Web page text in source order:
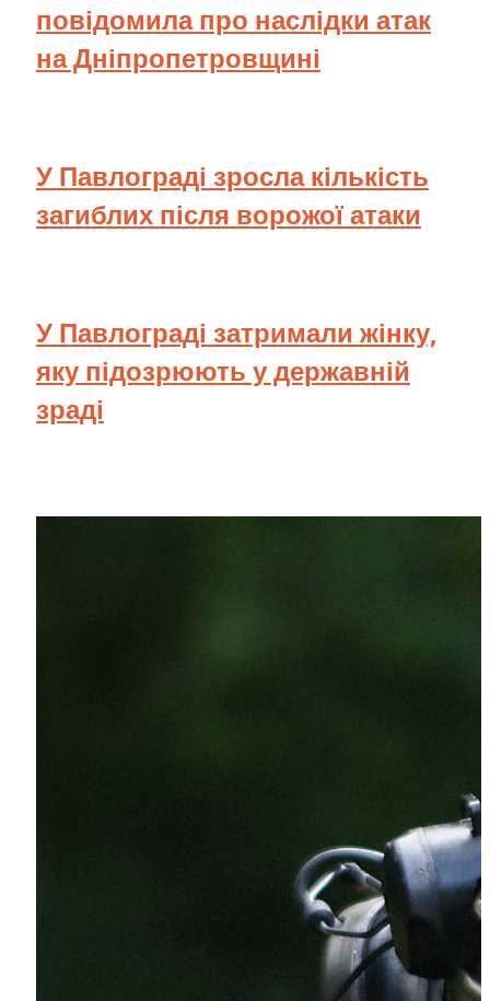
повідомила про наслідки атак
на Дніпропетровщині
У Павлограді зросла кількість
загиблих після ворожої атаки
У Павлограді затримали жінку,
яку підозрюють у державній
зраді